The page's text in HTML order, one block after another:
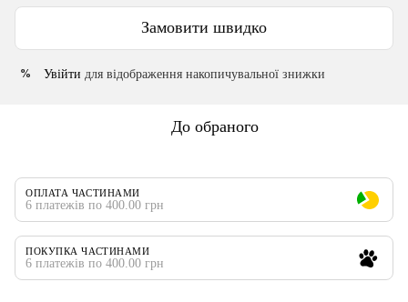
Замовити швидко
% Увійти для відображення накопичувальної знижки
До обраного
ОПЛАТА ЧАСТИНАМИ
6 платежів по 400.00 грн
ПОКУПКА ЧАСТИНАМИ
6 платежів по 400.00 грн